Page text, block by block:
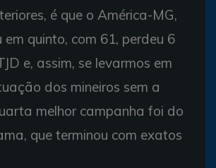
é que o América-MG,
em quinto, com 61, perdeu 6
e, assim, se levarmos em
dos mineiros sem a
melhor campanha foi do
que terminou com exatos